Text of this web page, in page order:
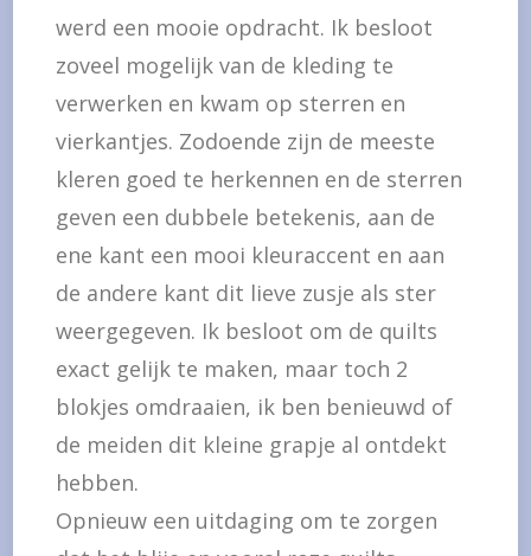
werd een mooie opdracht. Ik besloot
zoveel mogelijk van de kleding te
verwerken en kwam op sterren en
vierkantjes. Zodoende zijn de meeste
kleren goed te herkennen en de sterren
geven een dubbele betekenis, aan de
ene kant een mooi kleuraccent en aan
de andere kant dit lieve zusje als ster
weergegeven. Ik besloot om de quilts
exact gelijk te maken, maar toch 2
blokjes omdraaien, ik ben benieuwd of
de meiden dit kleine grapje al ontdekt
hebben.
Opnieuw een uitdaging om te zorgen